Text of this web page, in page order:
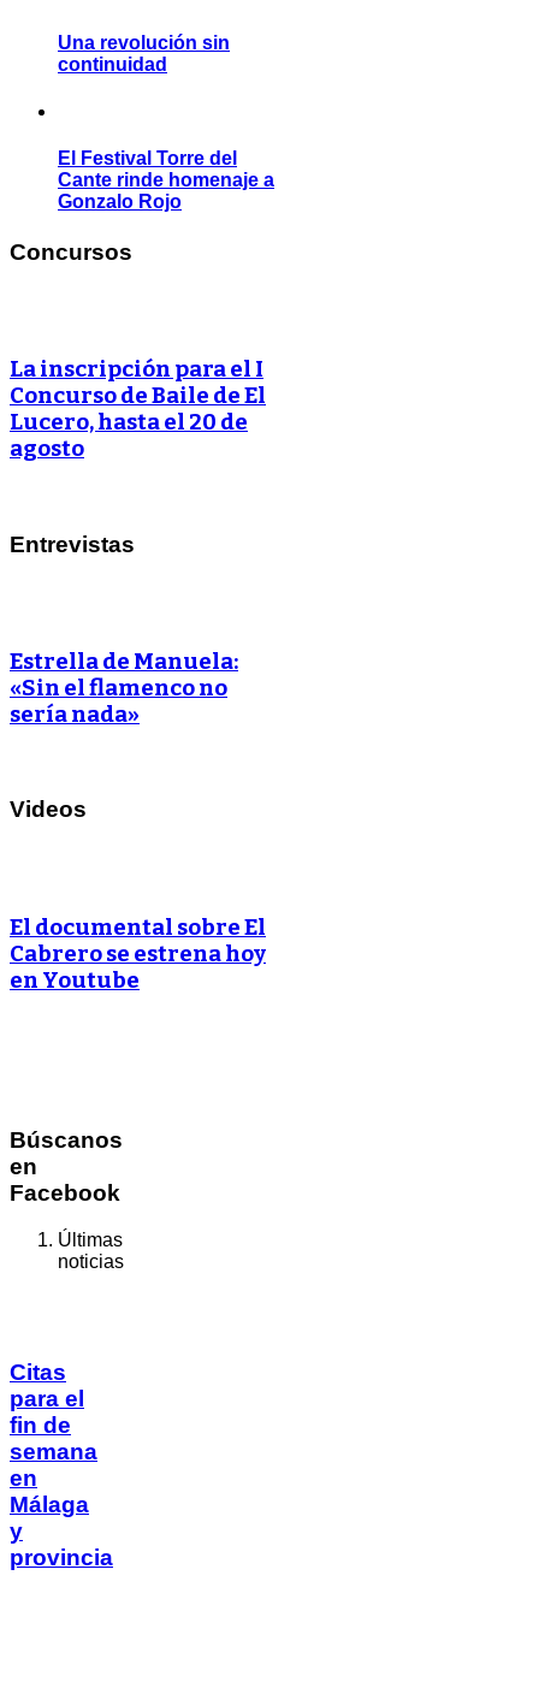
Una revolución sin
continuidad
El Festival Torre del
Cante rinde homenaje a
Gonzalo Rojo
Concursos
La inscripción para el I
Concurso de Baile de El
Lucero, hasta el 20 de
agosto
Entrevistas
Estrella de Manuela:
«Sin el flamenco no
sería nada»
Videos
El documental sobre El
Cabrero se estrena hoy
en Youtube
Búscanos
en
Facebook
Últimas
noticias
Citas
para el
fin de
semana
en
Málaga
y
provincia